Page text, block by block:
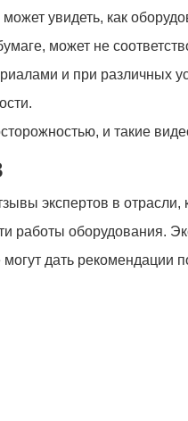
увидеть, как
может не
и при различных
и такие
экспертов в
работы оборудования.
дать